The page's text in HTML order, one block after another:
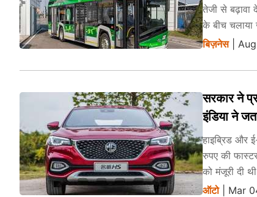
तेजी से बढ़ावा
के बीच चलाया
बिज़नेस| Aug
सरकार ने
इंडिया ने
हाइब्रिड और
रुपए की
को मंजूरी दी
ऑटो| Mar